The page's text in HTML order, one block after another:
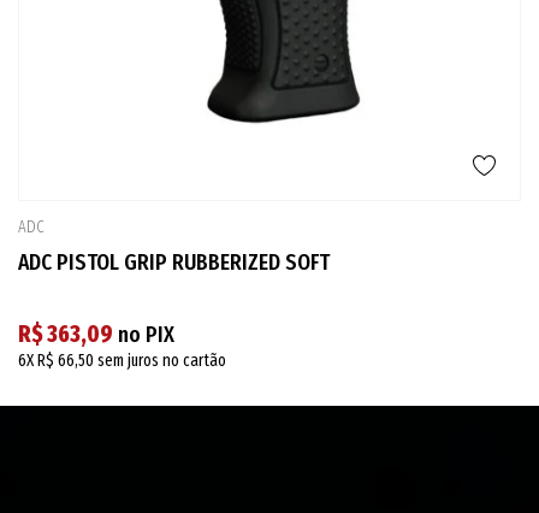
ADC
ADC PISTOL GRIP RUBBERIZED SOFT
R$ 363,09 no PIX
6XR$ 66,50 sem juros no cartão